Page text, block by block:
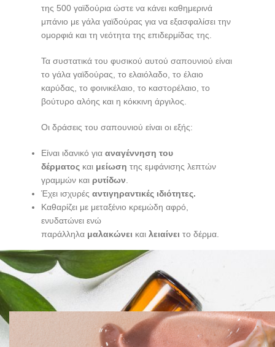
της 500 γαϊδούρια ώστε να κάνει καθημερινά
μπάνιο με γάλα γαϊδούρας για να εξασφαλίσει την
ομορφιά και τη νεότητα της επιδερμίδας της.
Τα συστατικά του φυσικού αυτού σαπουνιού είναι
το γάλα γαϊδούρας, το ελαιόλαδο, το έλαιο
καρύδας, το φοινικέλαιο, το καστορέλαιο, το
βούτυρο αλόης και η κόκκινη άργιλος.
Oι δράσεις του σαπουνιού είναι οι εξής:
Είναι ιδανικό γιααναγέννηση του
δέρματος και μείωση της εμφάνισης λεπτών
γραμμών και ρυτίδων
Έχει ισχυρέςαντιγηραντικές ιδιότητες.
Καθαρίζει με μεταξένιο κρεμώδη αφρό,
ενυδατώνει ενώ
παράλληλα μαλακώνει καιλειαίνει το δέρμα.